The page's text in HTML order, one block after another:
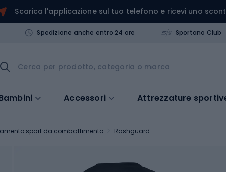
Scarica l'applicazione sul tuo telefono e ricevi uno
Spedizione anche entro 24 ore Sportano Club
Accessori Attrezzature
sport da combattimento Rashguard